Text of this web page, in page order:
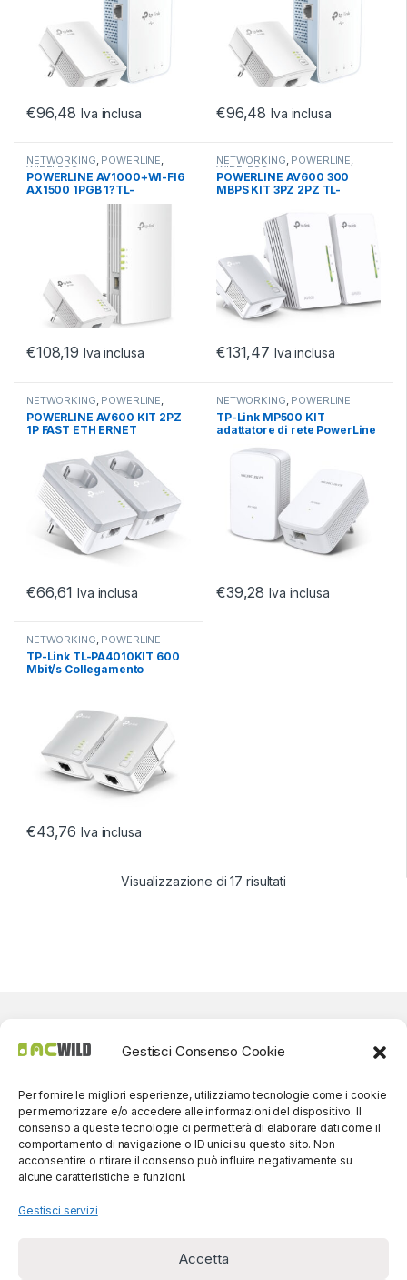
Gestisci Consenso Cookie
Per fornire le migliori esperienze, utilizziamo tecnologie come i cookie
per memorizzare e/o accedere alle informazioni del dispositivo. Il
consenso a queste tecnologie ci permetterà di elaborare dati come il
comportamento di navigazione o ID unici su questo sito. Non
acconsentire o ritirare il consenso può influire negativamente su
alcune caratteristiche e funzioni.
Gestisci servizi
Accetta
€96,48 Iva inclusa €96,48 Iva inclusa
NETWORKING, POWERLINE,
WIRELESS
POWERLINE AV1000+WI-FI6
AX1500 1PGB 1?TL-
WPA7817+1? TL-PA7017
€108,19 Iva inclusa
NETWORKING, POWERLINE,
WIRELESS
POWERLINE AV600 300
MBPS KIT 3PZ 2PZ TL-
€131,47 Iva inclusa
NETWORKING, POWERLINE,
WIRED
POWERLINE AV600 KIT 2PZ
1P FAST ETH ERNET
€66,61 Iva inclusa
NETWORKING, POWERLINE
TP-Link MP500 KIT
adattatore di rete PowerLine
ethernet LAN Bianco 1 pz
€39,28 Iva inclusa
NETWORKING, POWERLINE
TP-Link TL-PA4010KIT 600
Mbit/s Collegamento
€43,76 Iva inclusa
Visualizzazione di 17 risultati